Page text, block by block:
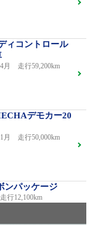
ィコントロール
月 走行59,200km
デモカー20
月 走行50,000km
ンパッケージ
行12,100km